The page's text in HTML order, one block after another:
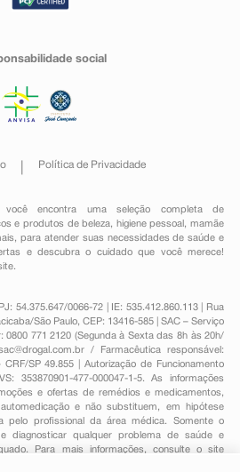
social
Política de Privacidade
você encontra uma seleção completa de
e produtos de beleza, higiene pessoal ,mamãe
para atender suas necessidades de saúde e
e descubra o cuidado que você merece!
54.375.647/0066-72 | IE: 535.412.860.113 | Rua
São Paulo, CEP: 13416-585 | SAC – Serviço
0800 771 2120 (Segunda à Sexta das 8h às 20h/
/ Farmacêutica responsável:
SP 49.855 | Autorização de Funcionamento
353870901-477-000047-1-5. As informações
e ofertas de remédios e medicamentos,
e não substituem, em hipótese
pelo profissional da área médica. Somente o
diagnosticar qualquer problema de saúde e
Para mais informações, consulte o site